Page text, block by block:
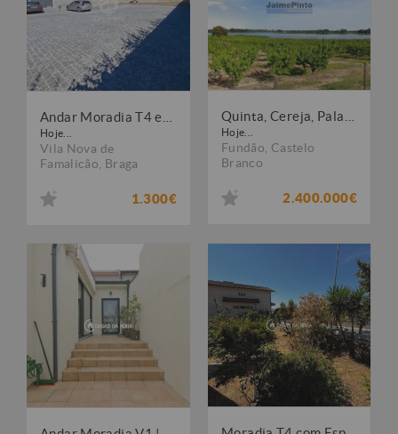
Hoje...
Vila Nova de
Famalicão Braga
1.300€
Hoje...
Fundão Castelo
Branco
2.400.000€